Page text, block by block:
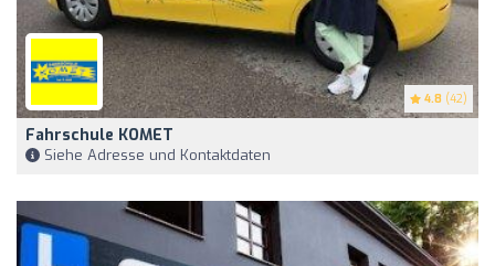
4.8 (42)
Fahrschule KOMET
Siehe Adresse und Kontaktdaten